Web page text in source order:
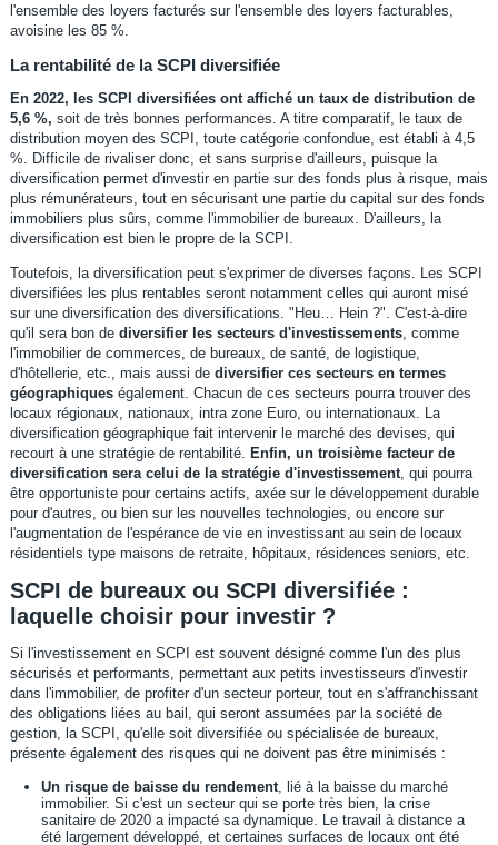
l'ensemble des loyers facturés sur l'ensemble des loyers facturables,
avoisine les 85 %.
La rentabilité de la SCPI diversifiée
En 2022, les SCPI diversifiées ont affiché un taux de distribution de
5,6 %, soit de très bonnes performances. A titre comparatif, le taux de
distribution moyen des SCPI, toute catégorie confondue, est établi à 4,5
%. Difficile de rivaliser donc, et sans surprise d'ailleurs, puisque la
diversification permet d'investir en partie sur des fonds plus à risque, mais
plus rémunérateurs, tout en sécurisant une partie du capital sur des fonds
immobiliers plus sûrs, comme l'immobilier de bureaux. D'ailleurs, la
diversification est bien le propre de la SCPI.
Toutefois, la diversification peut s'exprimer de diverses façons. Les SCPI
diversifiées les plus rentables seront notamment celles qui auront misé
sur une diversification des diversifications. "Heu… Hein ?". C'est-à-dire
qu'il sera bon de diversifier les secteurs d'investissements, comme
l'immobilier de commerces, de bureaux, de santé, de logistique,
d'hôtellerie, etc., mais aussi de diversifier ces secteurs en termes
géographiqueségalement. Chacun de ces secteurs pourra trouver des
locaux régionaux, nationaux, intra zone Euro, ou internationaux. La
diversification géographique fait intervenir le marché des devises, qui
recourt à une stratégie de rentabilité. Enfin, un troisième facteur de
diversification sera celui de la stratégie d'investissement, qui pourra
être opportuniste pour certains actifs, axée sur le développement durable
pour d'autres, ou bien sur les nouvelles technologies, ou encore sur
l'augmentation de l'espérance de vie en investissant au sein de locaux
résidentiels type maisons de retraite, hôpitaux, résidences seniors, etc.
SCPI de bureaux ou SCPI diversifiée :
laquelle choisir pour investir ?
Si l'investissement en SCPI est souvent désigné comme l'un des plus
sécurisés et performants, permettant aux petits investisseurs d'investir
dans l'immobilier, de profiter d'un secteur porteur, tout en s'affranchissant
des obligations liées au bail, qui seront assumées par la société de
gestion, la SCPI, qu'elle soit diversifiée ou spécialisée de bureaux,
présente également des risques qui ne doivent pas être minimisés :
Un risque de baisse du rendement, lié à la baisse du marché
immobilier. Si c'est un secteur qui se porte très bien, la crise
sanitaire de 2020 a impacté sa dynamique. Le travail à distance a
été largement développé, et certaines surfaces de locaux ont été